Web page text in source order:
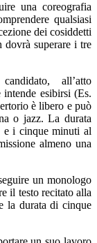
una coreografia
qualsiasi
dei cosiddetti
dovrà superare i tre
all’atto
esibirsi (Es.
è libero e può
o jazz. La durata
e i cinque minuti al
almeno una
un monologo
il testo recitato alla
la durata di cinque